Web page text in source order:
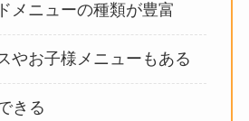
メニューの種類が豊富
やお子様メニューもある
きる